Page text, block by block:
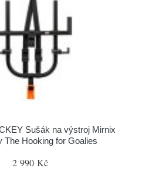
Sušák na výstroj Mirnix
The Hooking for Goalies
2 990 Kč